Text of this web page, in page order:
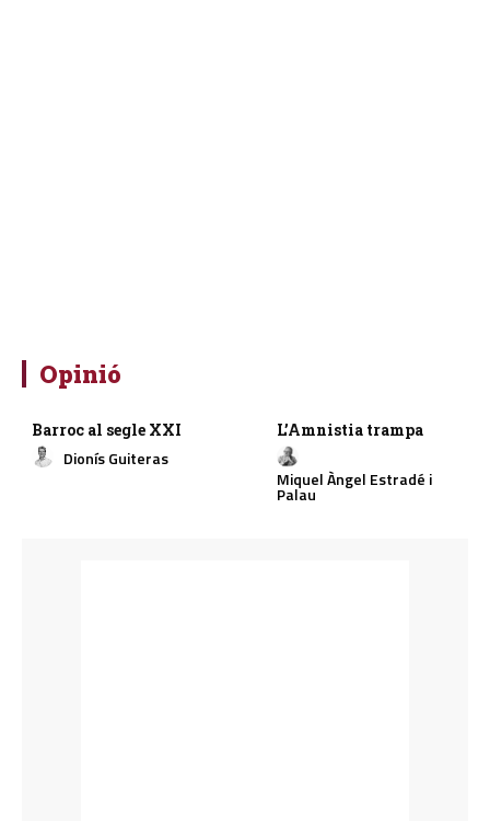
Opinió
Barroc al segle XXI
Dionís Guiteras
L’Amnistia trampa
Miquel Àngel Estradé i
Palau